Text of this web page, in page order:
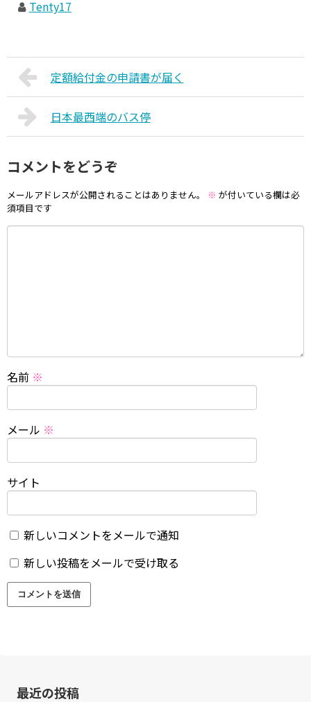
Tenty17
定額給付金の申請書が届く
日本最西端のバス停
コメントをどうぞ
メールアドレスが公開されることはありません。 ※ が付いている欄は必
須項目です
名前 ※
メール ※
サイト
新しいコメントをメールで通知
新しい投稿をメールで受け取る
最近の投稿